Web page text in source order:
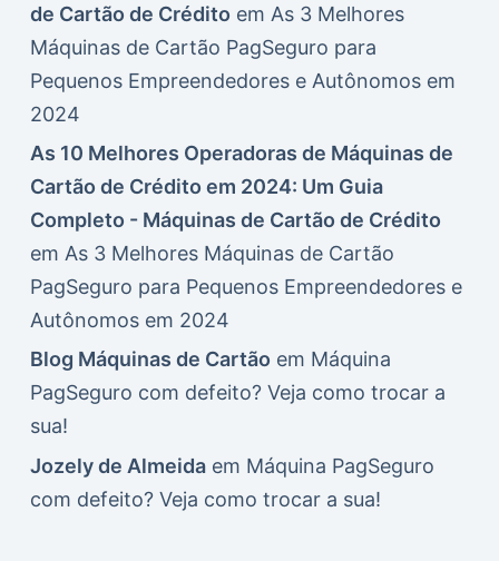
de Cartão de Crédito em As 3 Melhores
Máquinas de Cartão PagSeguro para
Pequenos Empreendedores e Autônomos em
2024
As 10 Melhores Operadoras de Máquinas de
Cartão de Crédito em 2024: Um Guia
Completo - Máquinas de Cartão de Crédito
em As 3 Melhores Máquinas de Cartão
PagSeguro para Pequenos Empreendedores e
Autônomos em 2024
Blog Máquinas de Cartão em Máquina
PagSeguro com defeito? Veja como trocar a
sua!
Jozely de Almeidaem Máquina PagSeguro
com defeito? Veja como trocar a sua!